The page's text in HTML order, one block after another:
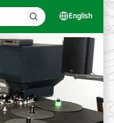
English